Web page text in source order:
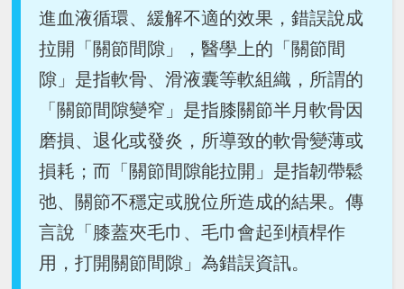
進血液循環、緩解不適的效果，錯誤說成
拉開「關節間隙」，醫學上的「關節間
隙」是指軟骨、滑液囊等軟組織，所謂的
「關節間隙變窄」是指膝關節半月軟骨因
磨損、退化或發炎，所導致的軟骨變薄或
損耗；而「關節間隙能拉開」是指韌帶鬆
弛、關節不穩定或脫位所造成的結果。傳
言說「膝蓋夾毛巾、毛巾會起到槓桿作
用，打開關節間隙」為錯誤資訊。